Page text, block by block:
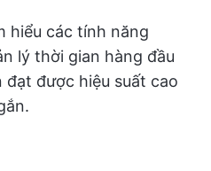
hiểu các tính năng
lý thời gian hàng đầu
đạt được hiệu suất cao